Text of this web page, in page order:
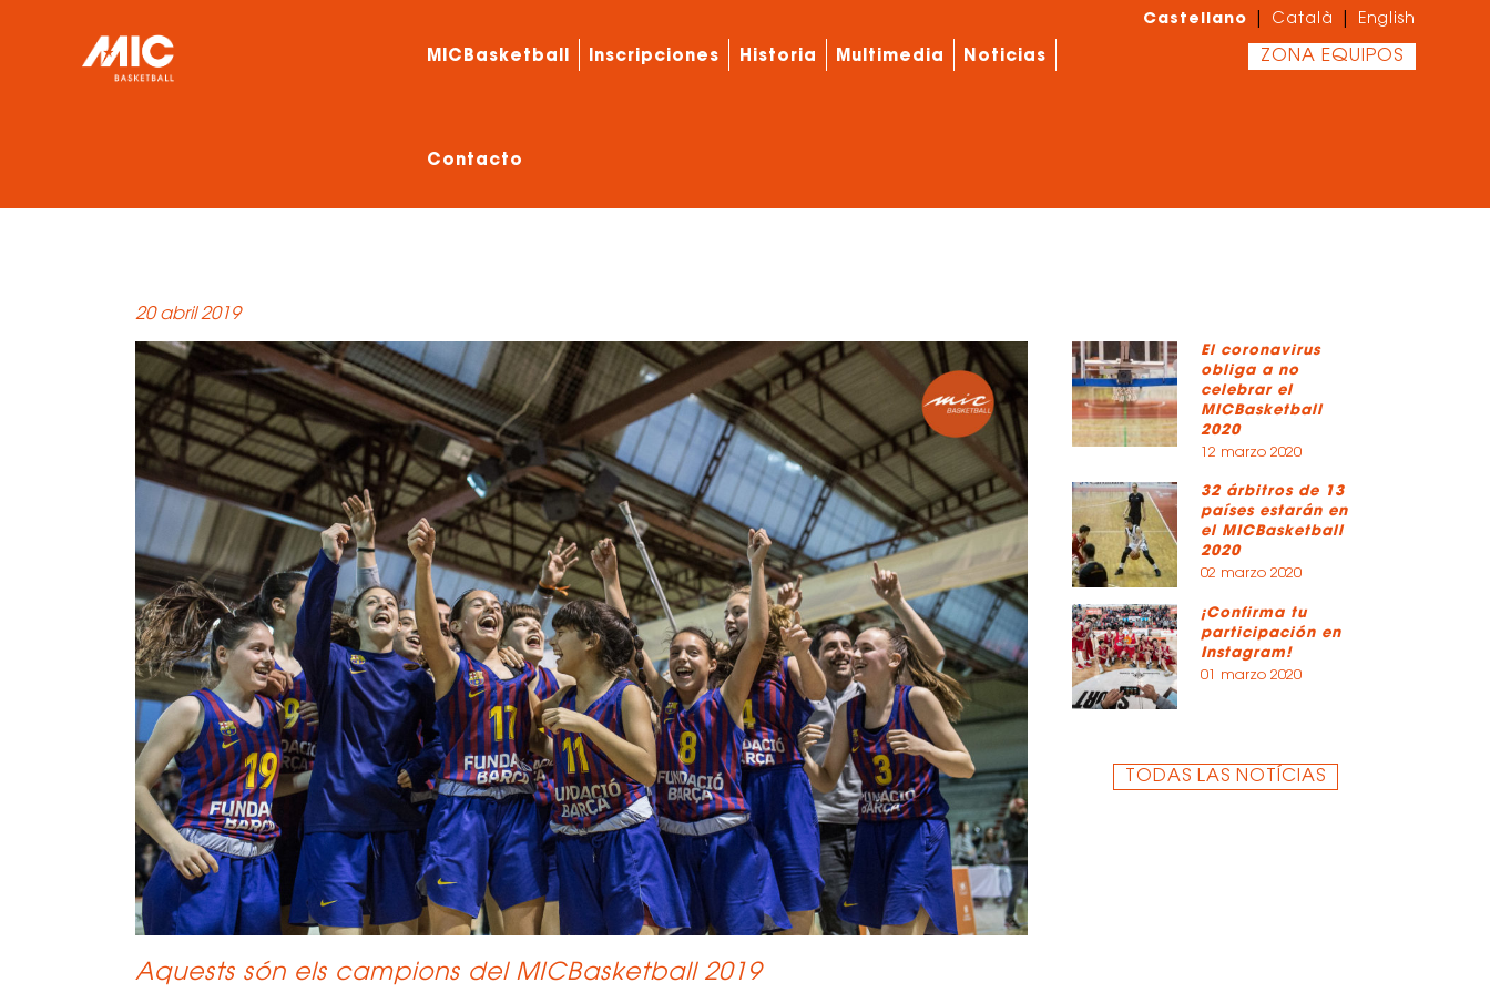
Castellano Català English
ZONA EQUIPOS
MICBasketball Inscripciones Historia Multimedia Noticias
Contacto
20 abril 2019
Aquests són els campions del MICBasketball 2019
El coronavirus
obliga a no
celebrar el
MICBasketball
2020
12 marzo 2020
32 árbitros de 13
países estarán en
el MICBasketball
2020
02 marzo 2020
¡Confirma tu
participación en
Instagram!
01 marzo 2020
TODAS LAS NOTÍCIAS